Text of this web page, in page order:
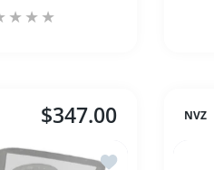
Vibra AB 3200 Bakanlık
AB 3200 Bakanlık Onaylı
$347.00
İstek listesine ekle
NVZ